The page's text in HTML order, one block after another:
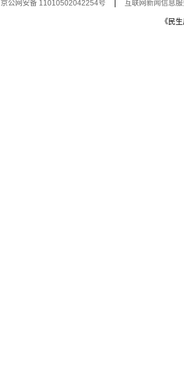
京公网安备 11010502042254号 互联网新闻信息
《民